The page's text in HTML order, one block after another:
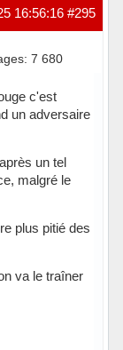
#295
16:56:16
7 680
c'est
un adversaire
un tel
malgré le
plus pitié des
va le traîner